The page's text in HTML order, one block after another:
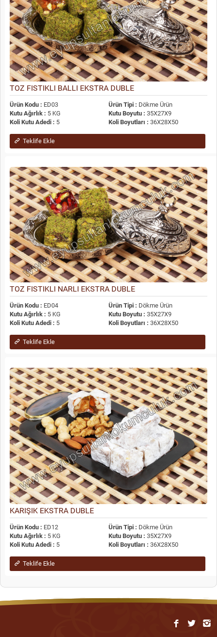
TOZ FISTIKLI BALLI EKSTRA DUBLE
Ürün Kodu : ED03 Ürün Tipi : Dökme Ürün
Kutu Ağırlık : 5 KG Kutu Boyutu :35X27X9
Koli Kutu Adedi : 5 Koli Boyutları :36X28X50
Teklife Ekle
TOZ FISTIKLI NARLI EKSTRA DUBLE
Ürün Kodu : ED04 Ürün Tipi : Dökme Ürün
Kutu Ağırlık : 5 KG Kutu Boyutu :35X27X9
Koli Kutu Adedi : 5 Koli Boyutları :36X28X50
Teklife Ekle
KARIŞIK EKSTRA DUBLE
Ürün Kodu : ED12 Ürün Tipi : Dökme Ürün
Kutu Ağırlık : 5 KG Kutu Boyutu :35X27X9
Koli Kutu Adedi : 5 Koli Boyutları :36X28X50
Teklife Ekle